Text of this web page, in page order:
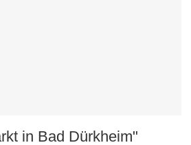
in Bad Dürkheim"